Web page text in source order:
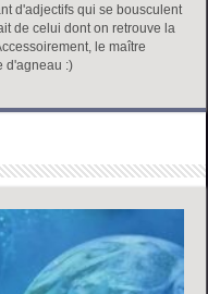
d'adjectifs qui se bousculent
de celui dont on retrouve la
le maître
d'agneau :)